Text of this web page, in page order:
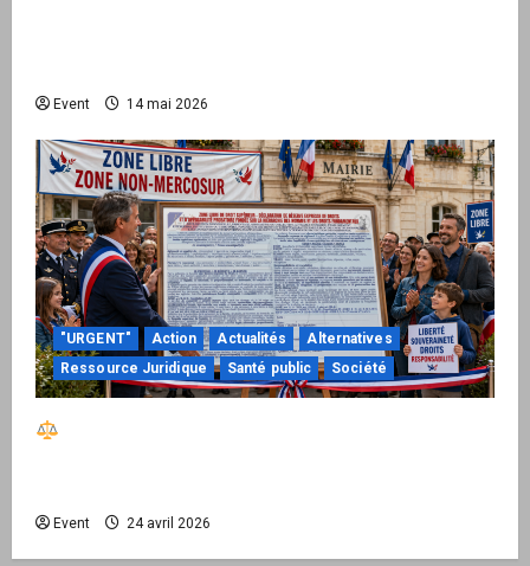
Event 14 mai 2026
"URGENT" Action Actualités
Alternatives
Ressource Juridique
Santé public Société
Event 24 avril 2026